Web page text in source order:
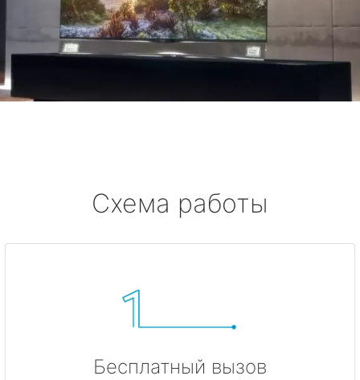
Схема работы
Бесплатный вызов